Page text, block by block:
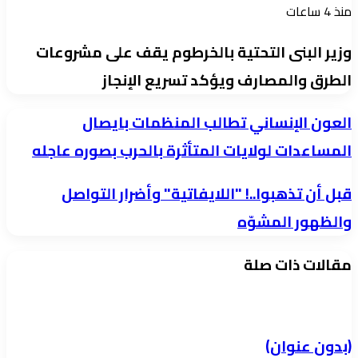
منذ 4 ساعات
وزير البنى التحتية بالخرطوم يقف على مشروعات
الطرق والمصارف ويؤكد تسريع الإنجاز
العون
الإنساني
المنظمات
بايصال
لولايات
بصوره
العون الإنساني تطالب المنظمات بايصال
المساعدات لولايات المتأثرة بالحرب بصوره عاجله
قبل
أن
تذهبوا..!
"اللايفاتية"
والظهور
قبل أن تذهبوا..! "اللايفاتية" وأضرار التواصل
والظهور المشوّه
مقالات ذات صلة
(بدون عنوان)